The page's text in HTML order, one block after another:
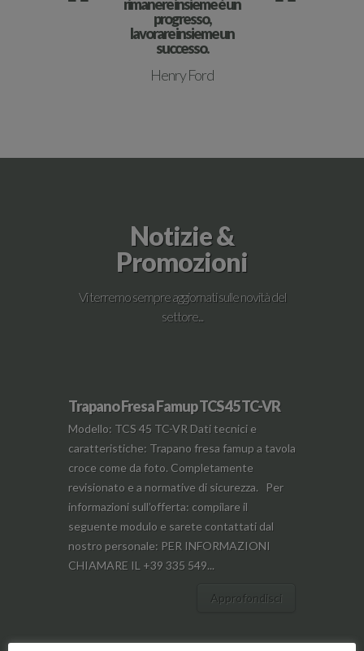
rimanere insieme è un
progresso,
lavorare insieme un
successo.
Henry Ford
Notizie &
Promozioni
Vi terremo sempre aggiornati sulle novità del
settore...
Trapano Fresa Famup TCS 45 TC-VR
Modello: TCS 45 TC-VR Dati tecnici e
caratteristiche: Trapano fresa famup a tavola
croce come da foto. Completamente
revisionato e a normative di sicurezza. Per
informazioni sull’offerta: compilare il
seguente modulo e sarete contattati dal
nostro personale: PER INFORMAZIONI
CHIAMARE IL +39 335 549...
Approfondisci